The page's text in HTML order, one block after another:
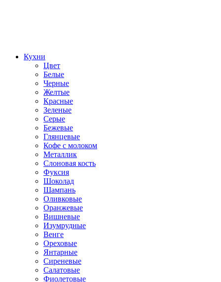
Кухни
Цвет
Белые
Черные
Желтые
Красные
Зеленые
Серые
Бежевые
Глянцевые
Кофе с молоком
Металлик
Слоновая кость
Фуксия
Шоколад
Шампань
Оливковые
Оранжевые
Вишневые
Изумрудные
Венге
Ореховые
Янтарные
Сиреневые
Салатовые
Фиолетовые